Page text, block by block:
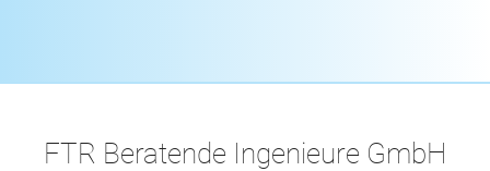
FTR Beratende Ingenieure GmbH